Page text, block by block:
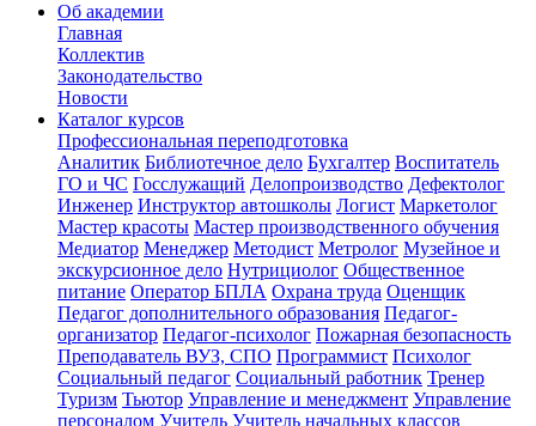
Об академии
Главная
Коллектив
Законодательство
Новости
Каталог курсов
Профессиональная переподготовка
Аналитик Библиотечное дело Бухгалтер Воспитатель
ГО и ЧС Госслужащий Делопроизводство Дефектолог
Инженер Инструктор автошколы Логист Маркетолог
Мастер красоты Мастер производственного обучения
Медиатор Менеджер Методист Метролог Музейное и
экскурсионное дело Нутрициолог Общественное
питание Оператор БПЛА Охрана труда Оценщик
Педагог дополнительного образования Педагог-
организатор Педагог-психолог Пожарная безопасность
Преподаватель ВУЗ, СПО Программист Психолог
Социальный педагог Социальный работник Тренер
Туризм Тьютор Управление и менеджмент Управление
персоналом Учитель Учитель начальных классов